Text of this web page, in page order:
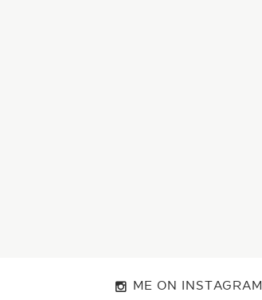
ME ON INSTAGRAM